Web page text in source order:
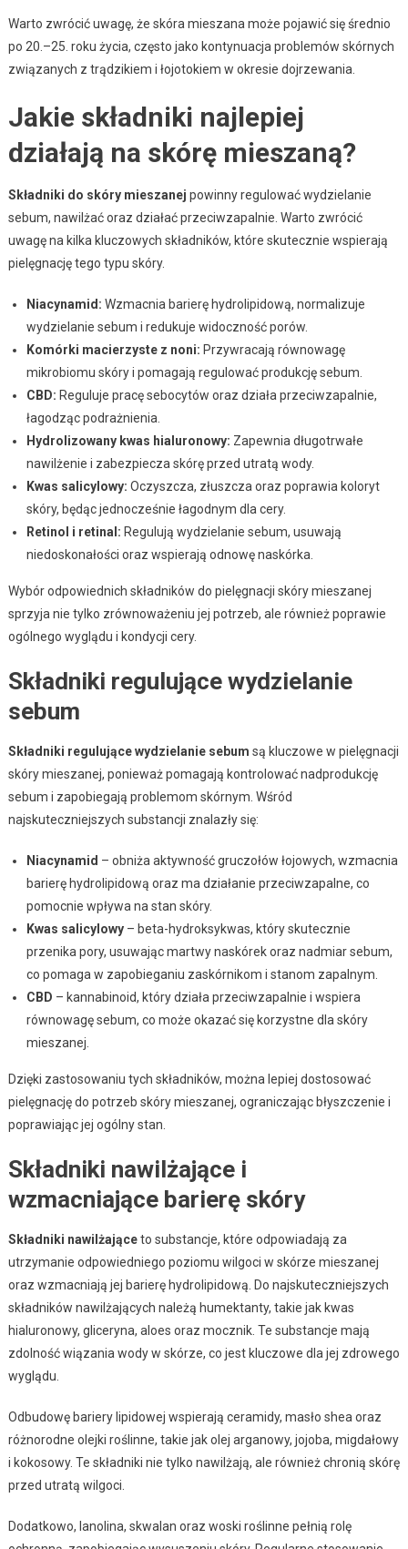
Warto zwrócić uwagę, że skóra mieszana może pojawić się średnio
po 20.–25. roku życia, często jako kontynuacja problemów skórnych
związanych z trądzikiem i łojotokiem w okresie dojrzewania.
Jakie składniki najlepiej
działają na skórę mieszaną?
Składniki do skóry mieszanej powinny regulować wydzielanie
sebum, nawilżać oraz działać przeciwzapalnie. Warto zwrócić
uwagę na kilka kluczowych składników, które skutecznie wspierają
pielęgnację tego typu skóry.
Niacynamid: Wzmacnia barierę hydrolipidową, normalizuje
wydzielanie sebum i redukuje widoczność porów.
Komórki macierzyste z noni: Przywracają równowagę
mikrobiomu skóry i pomagają regulować produkcję sebum.
CBD: Reguluje pracę sebocytów oraz działa przeciwzapalnie,
łagodząc podrażnienia.
Hydrolizowany kwas hialuronowy: Zapewnia długotrwałe
nawilżenie i zabezpiecza skórę przed utratą wody.
Kwas salicylowy: Oczyszcza, złuszcza oraz poprawia koloryt
skóry, będąc jednocześnie łagodnym dla cery.
Retinol i retinal: Regulują wydzielanie sebum, usuwają
niedoskonałości oraz wspierają odnowę naskórka.
Wybór odpowiednich składników do pielęgnacji skóry mieszanej
sprzyja nie tylko zrównoważeniu jej potrzeb, ale również poprawie
ogólnego wyglądu i kondycji cery.
Składniki regulujące wydzielanie
sebum
Składniki regulujące wydzielanie sebum są kluczowe w pielęgnacji
skóry mieszanej, ponieważ pomagają kontrolować nadprodukcję
sebum i zapobiegają problemom skórnym. Wśród
najskuteczniejszych substancji znalazły się:
Niacynamid – obniża aktywność gruczołów łojowych, wzmacnia
barierę hydrolipidową oraz ma działanie przeciwzapalne, co
pomocnie wpływa na stan skóry.
Kwas salicylowy– beta-hydroksykwas, który skutecznie
przenika pory, usuwając martwy naskórek oraz nadmiar sebum,
co pomaga w zapobieganiu zaskórnikom i stanom zapalnym.
CBD – kannabinoid, który działa przeciwzapalnie i wspiera
równowagę sebum, co może okazać się korzystne dla skóry
mieszanej.
Dzięki zastosowaniu tych składników, można lepiej dostosować
pielęgnację do potrzeb skóry mieszanej, ograniczając błyszczenie i
poprawiając jej ogólny stan.
Składniki nawilżające i
wzmacniające barierę skóry
Składniki nawilżająceto substancje, które odpowiadają za
utrzymanie odpowiedniego poziomu wilgoci w skórze mieszanej
oraz wzmacniają jej barierę hydrolipidową. Do najskuteczniejszych
składników nawilżających należą humektanty, takie jak kwas
hialuronowy, gliceryna, aloes oraz mocznik. Te substancje mają
zdolność wiązania wody w skórze, co jest kluczowe dla jej zdrowego
wyglądu.
Odbudowę bariery lipidowej wspierają ceramidy, masło shea oraz
różnorodne olejki roślinne, takie jak olej arganowy, jojoba, migdałowy
i kokosowy. Te składniki nie tylko nawilżają, ale również chronią skórę
przed utratą wilgoci.
Dodatkowo, lanolina, skwalan oraz woski roślinne pełnią rolę